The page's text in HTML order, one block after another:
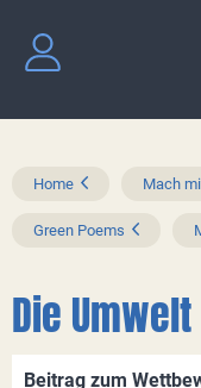
Home Mach
Green Poems
Die Umwelt
Beitrag zum